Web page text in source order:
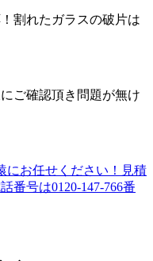
割れたガラスの破片は
ご確認頂き問題が無け